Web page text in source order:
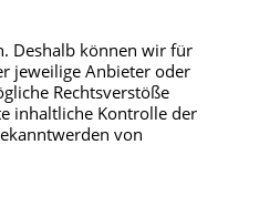
Deshalb können wir für
jeweilige Anbieter oder
Rechtsverstöße
inhaltliche Kontrolle der
von